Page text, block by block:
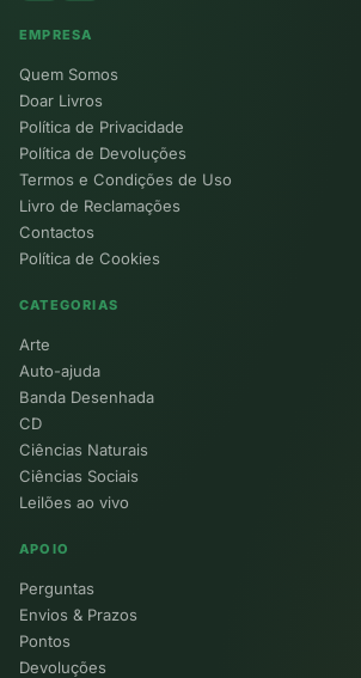
EMPRESA
Quem Somos
Doar Livros
Política de Privacidade
Política de Devoluções
Termos e Condições de Uso
Livro de Reclamações
Contactos
Política de Cookies
CATEGORIAS
Arte
Auto-ajuda
Banda Desenhada
CD
Ciências Naturais
Ciências Sociais
Leilões ao vivo
APOIO
Perguntas
Envios & Prazos
Pontos
Devoluções